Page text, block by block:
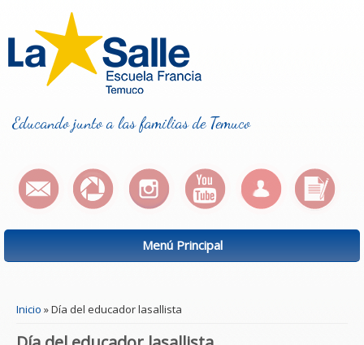
Educando junto a las familias de Temuco
Menú Principal
Inicio » Día del educador lasallista